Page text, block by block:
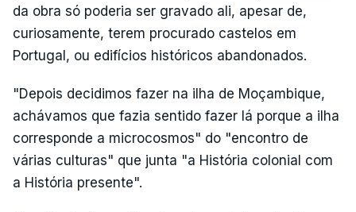
da obra só poderia ser gravado ali, apesar de,
curiosamente, terem procurado castelos em
Portugal, ou edifícios históricos abandonados.
"Depois decidimos fazer na ilha de Moçambique,
achávamos que fazia sentido fazer lá porque a ilha
corresponde a microcosmos" do "encontro de
várias culturas" que junta "a História colonial com
a História presente".